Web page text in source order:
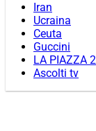
Iran
Ucraina
Ceuta
Guccini
LA PIAZZA
Ascolti tv